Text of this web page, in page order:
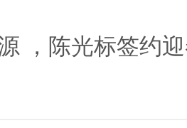
，陈光标签约